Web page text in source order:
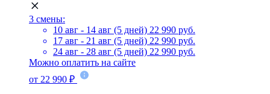
3 смены:
10 авг - 14 авг (5 дней) 22 990 руб.
17 авг - 21 авг (5 дней) 22 990 руб.
24 авг - 28 авг (5 дней) 22 990 руб.
Можно оплатить на сайте
от 22 990 ₽